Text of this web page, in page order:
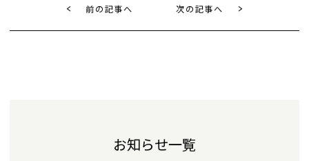
前の記事へ 次の記事へ
お知らせ一覧